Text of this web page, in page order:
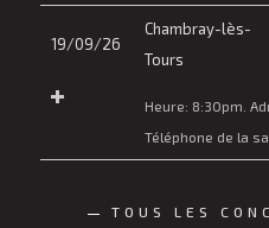
19/09/26
Chambray-lès-
Tours
Heure: 8:30pm.
Téléphone de la
TOUS LES